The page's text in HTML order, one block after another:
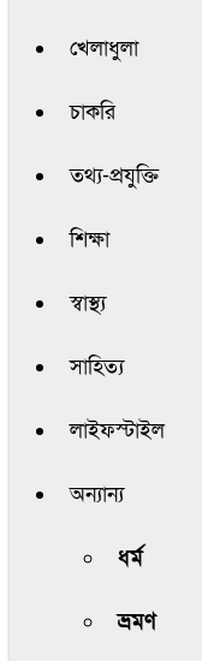
খেলাধুলা
চাকরি
তথ্য-প্রযুক্তি
শিক্ষা
স্বাস্থ্য
সাহিত্য
লাইফস্টাইল
অন্যান্য
ধর্ম
ভ্রমণ